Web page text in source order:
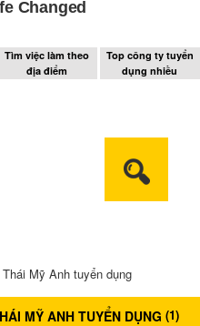
Tìm việc làm theo
địa điểm
Top công ty tuyển
dụng nhiều
Mỹ Anh tuyển dụng
MỸ ANH TUYỂN DỤNG (1)